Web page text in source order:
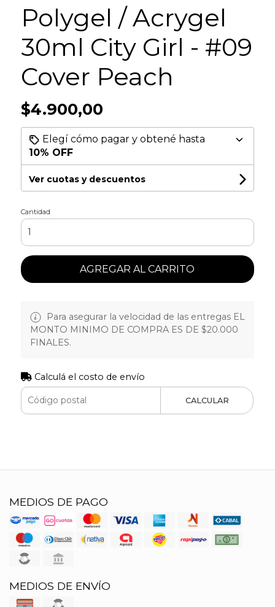
Polygel / Acrygel
30ml City Girl - #09
Cover Peach
$4.900,00
Elegí cómo pagar y obtené hasta
10% OFF
Ver cuotas y descuentos
Cantidad
AGREGAR AL CARRITO
Para asegurar la velocidad de las entregas EL
MONTO MINIMO DE COMPRA ES DE $20.000
FINALES.
Calculá el costo de envío
CALCULAR
MEDIOS DE PAGO
MEDIOS DE ENVÍO